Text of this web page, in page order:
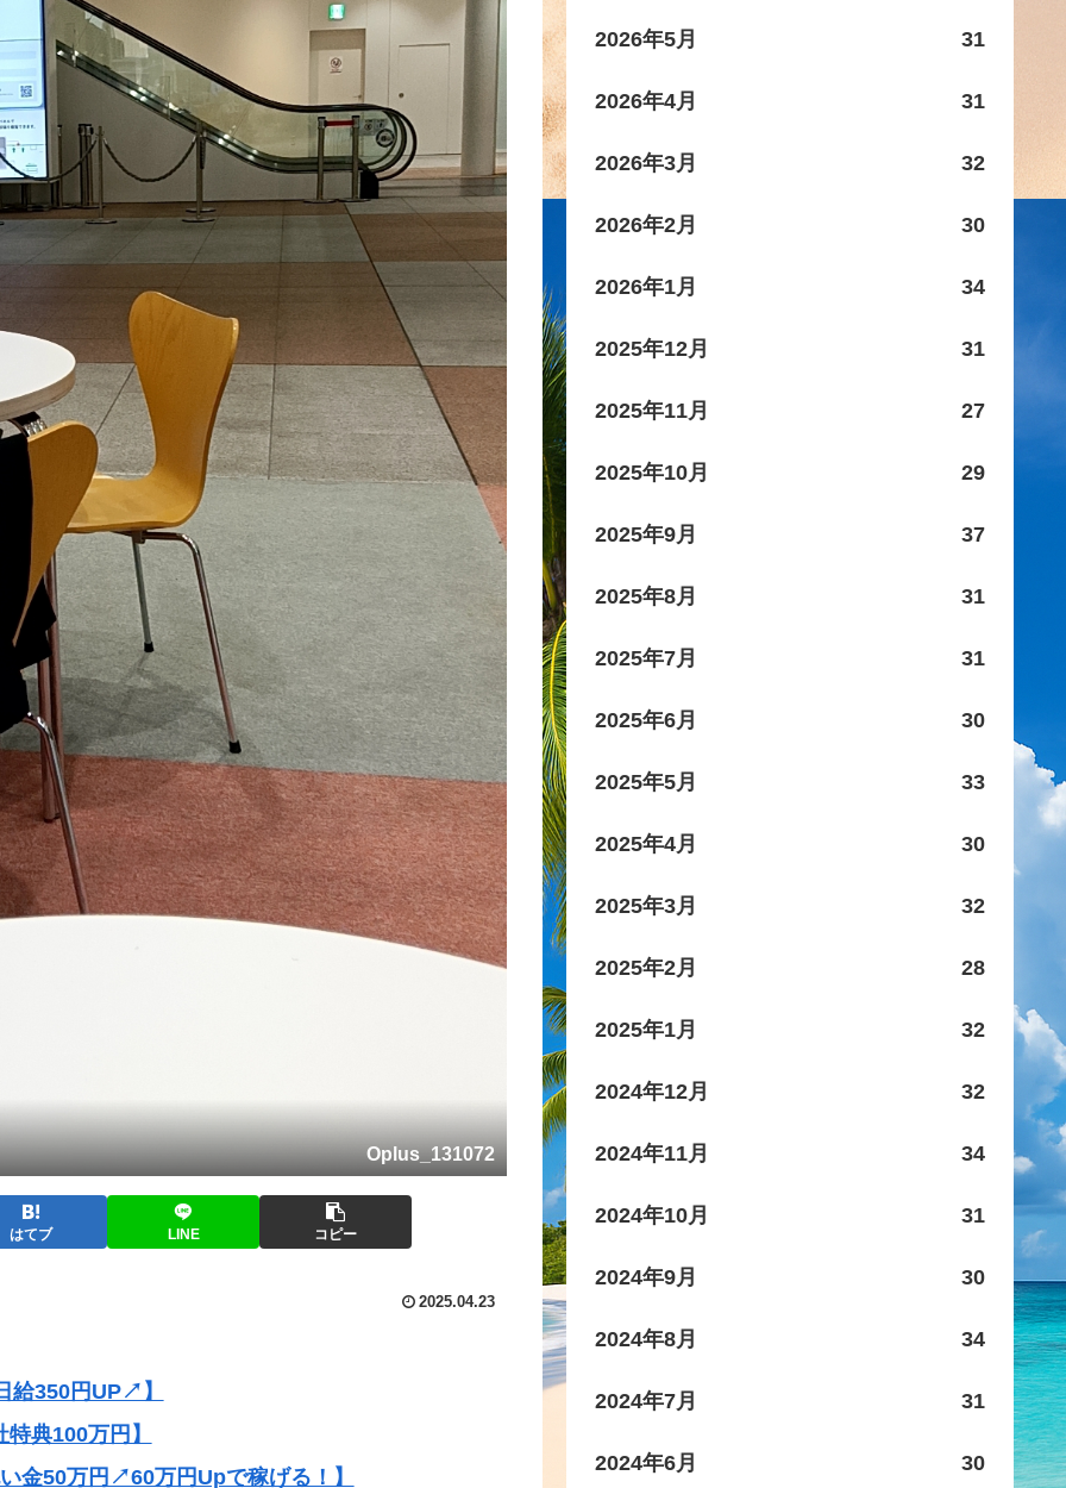
Oplus_131072
はてブ LINE コピー
2025.04.23
給350円UP↗】
典100万円】
金50万円↗60万円Upで稼げる！】
2026年5月 31
2026年4月 31
2026年3月 32
2026年2月 30
2026年1月 34
2025年12月 31
2025年11月 27
2025年10月 29
2025年9月 37
2025年8月 31
2025年7月 31
2025年6月 30
2025年5月 33
2025年4月 30
2025年3月 32
2025年2月 28
2025年1月 32
2024年12月 32
2024年11月 34
2024年10月 31
2024年9月 30
2024年8月 34
2024年7月 31
2024年6月 30